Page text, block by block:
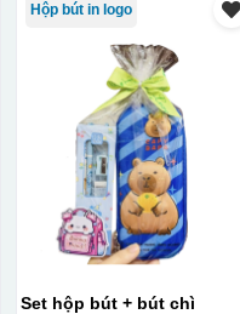
Hộp bút in logo
Set hộp bút + bút chì